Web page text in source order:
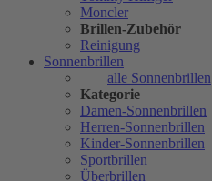
Moncler
Brillen-Zubehör
Reinigung
Sonnenbrillen
alle Sonnenbrillen
Kategorie
Damen-Sonnenbrillen
Herren-Sonnenbrillen
Kinder-Sonnenbrillen
Sportbrillen
Überbrillen